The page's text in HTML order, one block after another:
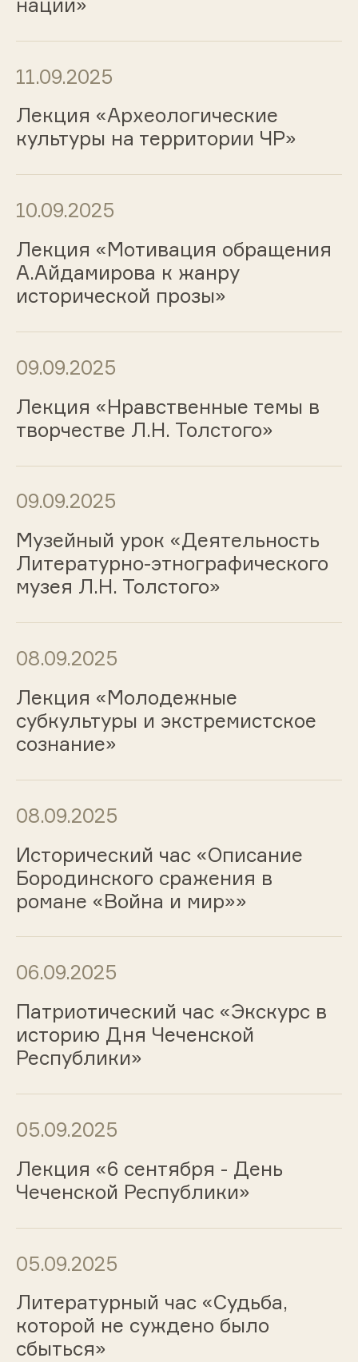
11.09.2025
Лекция «Археологические
культуры на территории ЧР»
10.09.2025
Лекция «Мотивация обращения
А.Айдамирова к жанру
исторической прозы»
09.09.2025
Лекция «Нравственные темы в
творчестве Л.Н. Толстого»
09.09.2025
Музейный урок «Деятельность
Литературно-этнографического
музея Л.Н. Толстого»
08.09.2025
Лекция «Молодежные
субкультуры и экстремистское
сознание»
08.09.2025
Исторический час «Описание
Бородинского сражения в
романе «Война и мир»»
06.09.2025
Патриотический час «Экскурс в
историю Дня Чеченской
Республики»
05.09.2025
Лекция «6 сентября - День
Чеченской Республики»
05.09.2025
Литературный час «Судьба,
которой не суждено было
сбыться»